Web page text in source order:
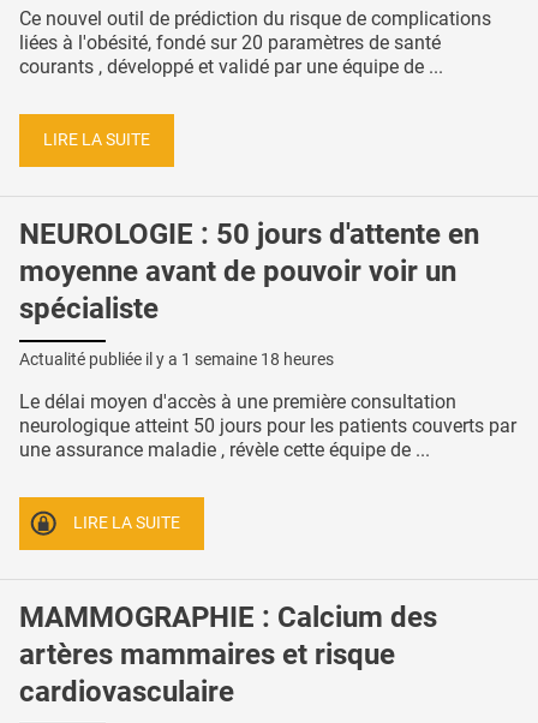
Ce nouvel outil de prédiction du risque de complications
liées à l'obésité, fondé sur 20 paramètres de santé
courants , développé et validé par une équipe de ...
LIRE LA SUITE
NEUROLOGIE : 50 jours d'attente en
moyenne avant de pouvoir voir un
spécialiste
Actualité publiée il y a 1 semaine 18 heures
Le délai moyen d'accès à une première consultation
neurologique atteint 50 jours pour les patients couverts par
une assurance maladie , révèle cette équipe de ...
LIRE LA SUITE
MAMMOGRAPHIE : Calcium des
artères mammaires et risque
cardiovasculaire